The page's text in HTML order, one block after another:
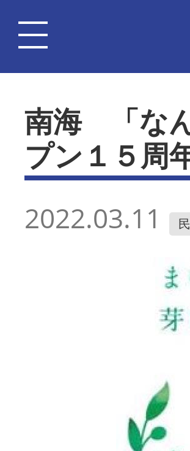
南海 「な
プン１５周
2022.03.11